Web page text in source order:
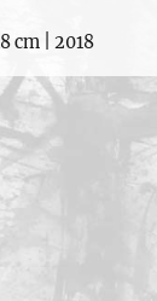
cm | 2018